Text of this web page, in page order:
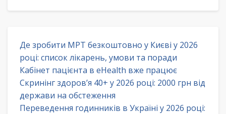
Де зробити МРТ безкоштовно у Києві у 2026
році: список лікарень, умови та поради
Кабінет пацієнта в eHealth вже працює
Скринінг здоров’я 40+ у 2026 році: 2000 грн від
держави на обстеження
Переведення годинників в Україні у 2026 році: